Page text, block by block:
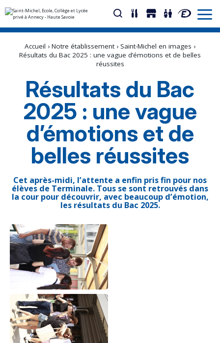
Aller
Outils
Accueil › Notre établissement › Saint-Michel en images ›
Résultats du Bac 2025 : une vague d’émotions et de belles
réussites
Résultats du Bac
2025 : une vague
d’émotions et de
belles réussites
Cet après-midi, l’attente a enfin pris fin pour nos
élèves de Terminale. Tous se sont retrouvés dans
la cour pour découvrir, avec beaucoup d’émotion,
les résultats du Bac 2025.